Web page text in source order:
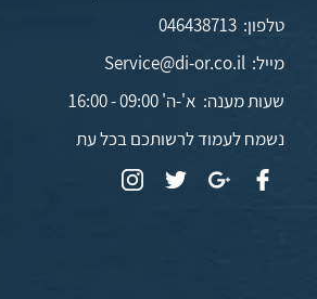
טלפון:046438713
מייל:Service@di-or.co.il
שעות מענה: א'-ה' 09:00 - 16:00
נשמח לעמוד לרשותכם בכל עת